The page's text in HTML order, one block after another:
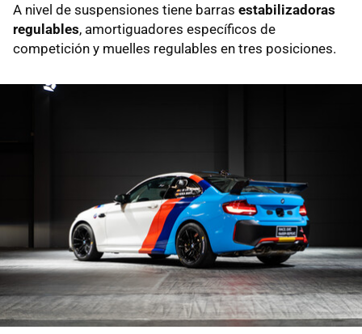
A nivel de suspensiones tiene barras estabilizadoras
regulables, amortiguadores específicos de
competición y muelles regulables en tres posiciones.